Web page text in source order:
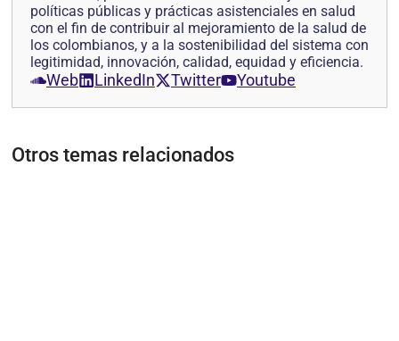
políticas públicas y prácticas asistenciales en salud
con el fin de contribuir al mejoramiento de la salud de
los colombianos, y a la sostenibilidad del sistema con
legitimidad, innovación, calidad, equidad y eficiencia.
Web LinkedIn Twitter Youtube
Otros temas relacionados